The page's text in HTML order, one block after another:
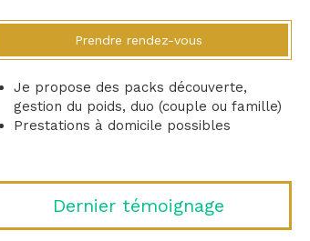
Prendre rendez-vous
Je propose des packs découverte,
gestion du poids, duo (couple ou famille)
Prestations à domicile possibles
Dernier témoignage